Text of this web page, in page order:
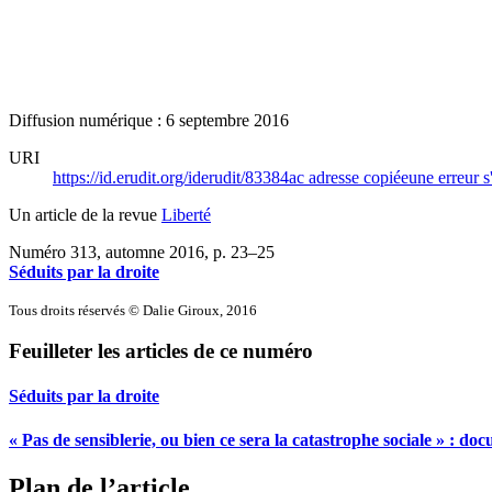
Diffusion numérique : 6 septembre 2016
URI
https://id.erudit.org/iderudit/83384ac adresse copiéeune erreur
Un article de la revue Liberté
Numéro 313, automne 2016, p. 23–25
Séduits par la droite
Tous droits réservés © Dalie Giroux, 2016
Feuilleter les articles de ce numéro
Séduits par la droite
« Pas de sensiblerie, ou bien ce sera la catastrophe sociale » :